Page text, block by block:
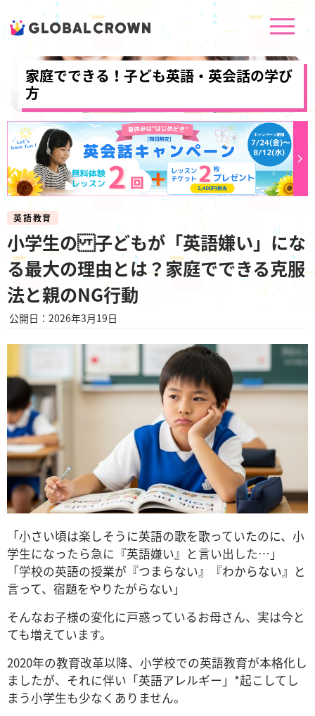
家庭でできる！子ども英語・英会話の学び
方
英語教育
小学生の 子どもが「英語嫌い」にな
る最大の理由とは？家庭でできる克服
法と親のNG行動
公開日：2026年3月19日
「小さい頃は楽しそうに英語の歌を歌っていたのに、小
学生になったら急に『英語嫌い』と言い出した…」
「学校の英語の授業が『つまらない』『わからない』と
言って、宿題をやりたがらない」
そんなお子様の変化に戸惑っているお母さん、実は今と
ても増えています。
2020年の教育改革以降、小学校での英語教育が本格化し
ましたが、それに伴い「英語アレルギー」*起こしてし
まう小学生も少なくありません。